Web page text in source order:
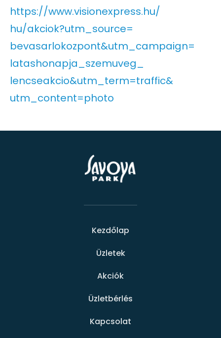
https://www.visionexpress.hu/
hu/akciok?utm_source=
bevasarlokozpont&utm_campaign=
latashonapja_szemuveg_
lencseakcio&utm_term=traffic&
utm_content=photo
Kezdőlap
Üzletek
Akciók
Üzletbérlés
Kapcsolat